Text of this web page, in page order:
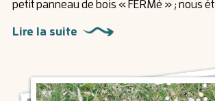
petit panneau de bois « FERMé » ; nous
Lire la suite